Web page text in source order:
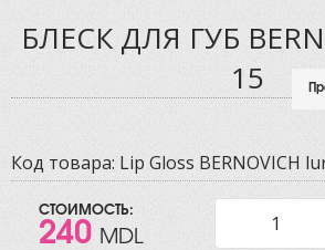
БЛЕСК ДЛЯ ГУБ
15
Код товара: Lip Gloss BERNOVICH
СТОИМОСТЬ:
240 MDL